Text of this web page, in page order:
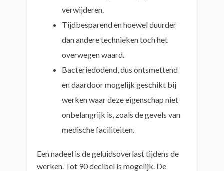
verwijderen.
Tijdbesparend en hoewel duurder
dan andere technieken toch het
overwegen waard.
Bacteriedodend, dus ontsmettend
en daardoor mogelijk geschikt bij
werken waar deze eigenschap niet
onbelangrijk is, zoals de gevels van
medische faciliteiten.
Een nadeel is de geluidsoverlast tijdens de
werken. Tot 90 decibel is mogelijk. De